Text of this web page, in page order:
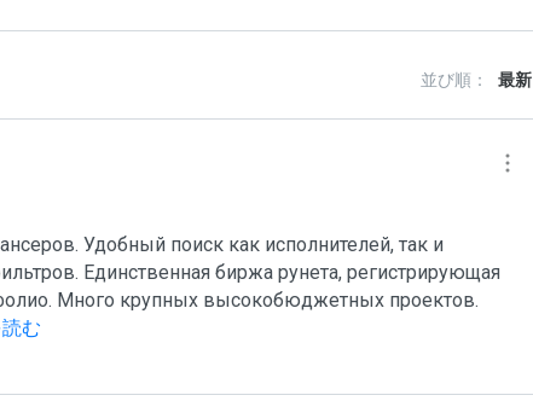
並び順： 最新
Удобный поиск как исполнителей, так и
Единственная биржа рунета, регистрирующая
Много крупных высокобюджетных проектов.
む